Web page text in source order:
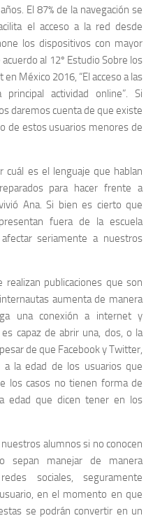
El 87% de la navegación se
el acceso a la red desde
los dispositivos con mayor
al 12º Estudio Sobre los
México 2016, “El acceso a las
actividad online”. Si
daremos cuenta de que existe
de estos usuarios menores de
cuál es el lenguaje que hablan
para hacer frente a
Ana. Si bien es cierto que
fuera de la escuela
seriamente a nuestros
realizan publicaciones que son
aumenta de manera
una conexión a internet y
capaz de abrir una, dos, o la
de que Facebook y Twitter,
a la edad de los usuarios que
los casos no tienen forma de
edad que dicen tener en los
alumnos si no conocen
sepan manejar de manera
sociales, seguramente
en el momento en que
se podrán convertir en un